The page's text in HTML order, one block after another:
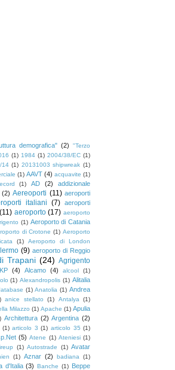
demografica" (2)
"Terzo
(1) 1984 (1) 2004/38/EC (1)
14 (1) 20131003 shipwreak (1)
(1) AAVT (4) acquavite (1)
(1) AD (2)
addizionale
(2) Aereoporti (11) aeroporti
italiani (7) aeroporti
(11) aeroporto (17) aeroporto
(1) Aeroporto di Catania
di Crotone (1) Aeroporto
(1)
Aeroporto di London
(9) aeroporto di Reggio
Trapani (24) Agrigento
(4) Alcamo (4) alcool
(1)
(1) Alexandropolis (1) Alitalia
(1) Anatolia (1) Andrea
anice stellato (1) Antalya (1)
Milazzo (1) Apache (1) Apulia
Architettura (2) Argentina (2)
(1) articolo 3 (1) articolo 35 (1)
(5) Atene (1) Ateniesi (1)
(1) Autostrade (1) Avatar
(1) Aznar (2) badiana
(1)
d'Italia (3) Banche (1) Beppe